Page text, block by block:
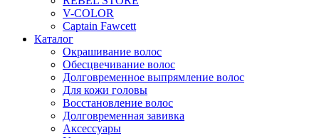
V-COLOR
Captain Fawcett
Каталог
Окрашивание волос
Обесцвечивание волос
Долговременное выпрямление волос
Для кожи головы
Восстановление волос
Долговременная завивка
Аксессуары